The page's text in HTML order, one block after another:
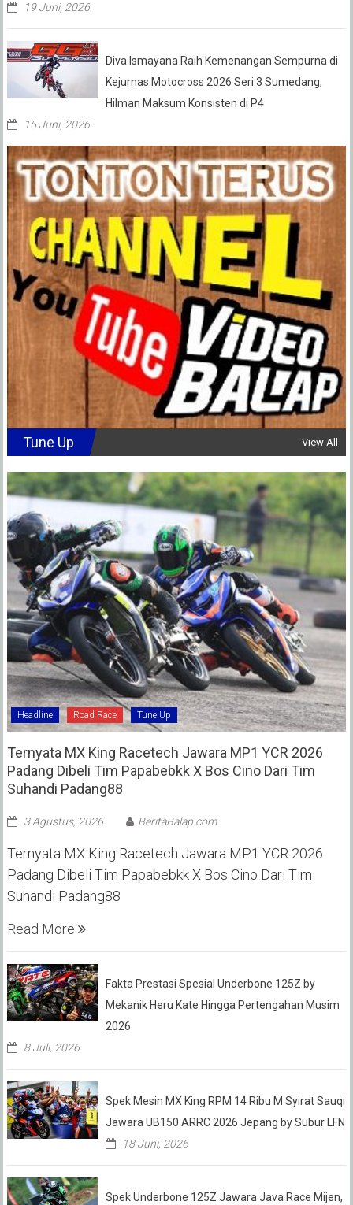
19 Juni, 2026
Diva Ismayana Raih Kemenangan Sempurna di
Kejurnas Motocross 2026 Seri 3 Sumedang,
Hilman Maksum Konsisten di P4
15 Juni, 2026
Tune Up View All
Headline Road Race Tune Up
Ternyata MX King Racetech Jawara MP1 YCR 2026
Padang Dibeli Tim Papabebkk X Bos Cino Dari Tim
Suhandi Padang88
3 Agustus, 2026 BeritaBalap.com
Ternyata MX King Racetech Jawara MP1 YCR 2026
Padang Dibeli Tim Papabebkk X Bos Cino Dari Tim
Suhandi Padang88
Read More
Fakta Prestasi Spesial Underbone 125Z by
Mekanik Heru Kate Hingga Pertengahan Musim
2026
8 Juli, 2026
Spek Mesin MX King RPM 14 Ribu M Syirat Sauqi
Jawara UB150 ARRC 2026 Jepang by Subur LFN
18 Juni, 2026
Spek Underbone 125Z Jawara Java Race Mijen,